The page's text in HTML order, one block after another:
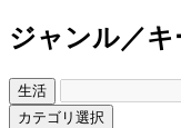
ジャンル／キ
生活
カテゴリ選択